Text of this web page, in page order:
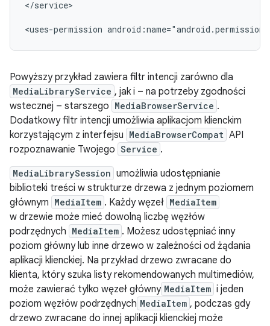
</service>
<uses-permission
Powyższy przykład zawiera filtr intencji zarówno dla
MediaLibraryService , jak i – na potrzeby zgodności
wstecznej – starszego MediaBrowserService .
Dodatkowy filtr intencji umożliwia aplikacjom klienckim
korzystającym z interfejsu MediaBrowserCompat API
rozpoznawanie Twojego Service .
MediaLibrarySession umożliwia udostępnianie
biblioteki treści w strukturze drzewa z jednym poziomem
głównym MediaItem . Każdy węzeł MediaItem
w drzewie może mieć dowolną liczbę węzłów
podrzędnych MediaItem . Możesz udostępniać inny
poziom główny lub inne drzewo w zależności od żądania
aplikacji klienckiej. Na przykład drzewo zwracane do
klienta, który szuka listy rekomendowanych multimediów,
może zawierać tylko węzeł główny MediaItem i jeden
poziom węzłów podrzędnych MediaItem , podczas gdy
drzewo zwracane do innej aplikacji klienckiej może